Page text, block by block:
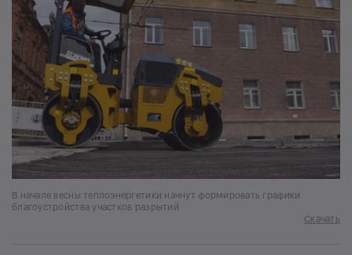
В начале весны теплоэнергетики начнут формировать графики
благоустройства участков разрытий
Скачать